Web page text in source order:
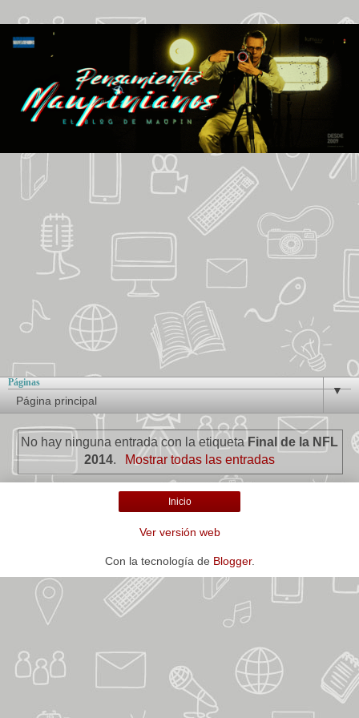
Páginas
▼
No hay ninguna entrada con la etiquetaFinal de la NFL
2014. Mostrar todas las entradas
Inicio
Ver versión web
Con la tecnología de Blogger.